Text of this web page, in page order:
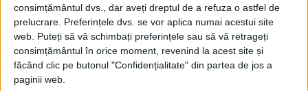
consimțământul dvs., dar aveți dreptul de a refuza o astfel de
prelucrare. Preferințele dvs. se vor aplica numai acestui site
web. Puteți să vă schimbați preferințele sau să vă retrageți
consimțământul în orice moment, revenind la acest site și
făcând clic pe butonul "Confidențialitate" din partea de jos a
paginii web.
DISTRIBUIE ȘTIREA: FACEBOOK| TWITTER
DACĂ VA PLAC MATERIALELE PUBLICATE, VA INVITĂM SĂ NE URMĂRIȚI
ȘI PE PAGINA NOASTRĂ DE FACEBOOK
RECOMANDARI PENTRU TINE